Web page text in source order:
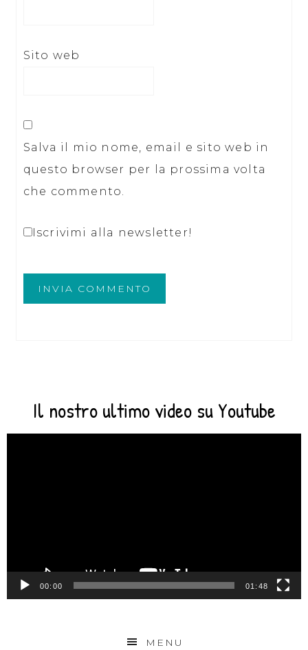
Sito web
Salva il mio nome, email e sito web in
questo browser per la prossima volta
che commento.
Iscrivimi alla newsletter!
Il nostro ultimo video su Youtube
00:00 01:48
MENU